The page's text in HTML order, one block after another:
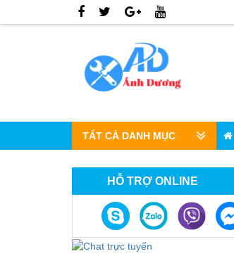
TẤT CẢ DANH MỤC
HỖ TRỢ ONLINE